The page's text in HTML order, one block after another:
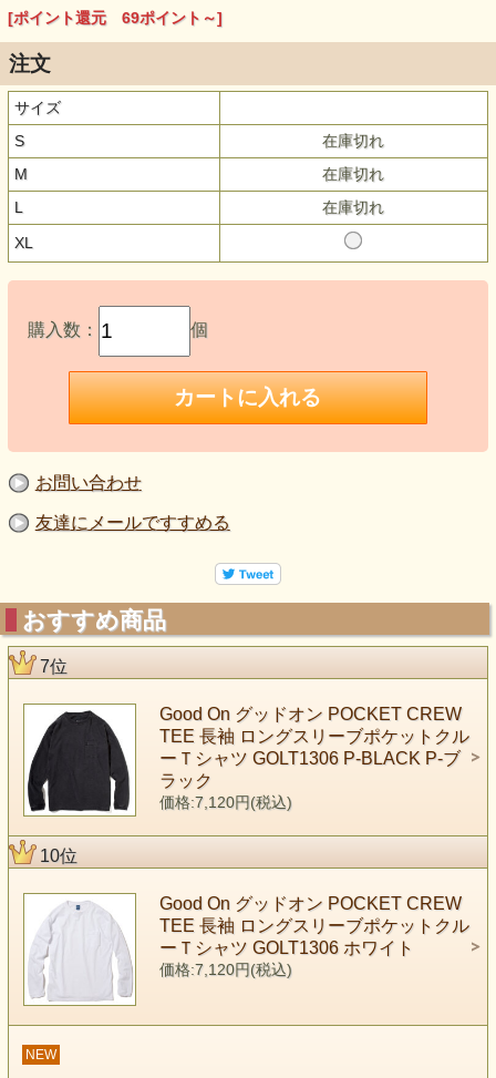
[ポイント還元 69ポイント～]
注文
サイズ
S
在庫切れ
M
在庫切れ
L
在庫切れ
XL
購入数： 個
お問い合わせ
友達にメールですすめる
おすすめ商品
7位
Good On グッドオン POCKET CREW
TEE 長袖 ロングスリーブポケットクル
ーＴシャツ GOLT1306 P-BLACK P-ブ
ラック
価格:7,120円(税込)
10位
Good On グッドオン POCKET CREW
TEE 長袖 ロングスリーブポケットクル
ーＴシャツ GOLT1306 ホワイト
価格:7,120円(税込)
NEW